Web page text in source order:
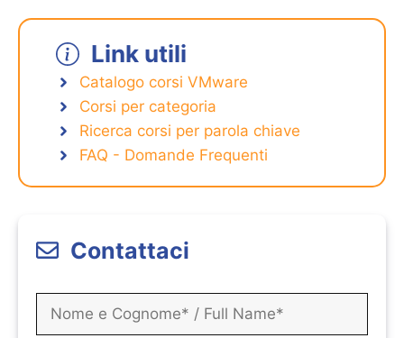
Link utili
Catalogo corsi VMware
Corsi per categoria
Ricerca corsi per parola chiave
FAQ - Domande Frequenti
Contattaci